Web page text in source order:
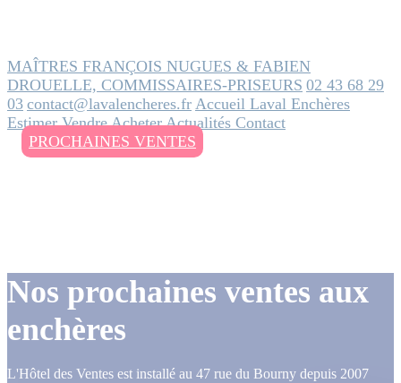
MAÎTRES FRANÇOIS NUGUES & FABIEN
DROUELLE, COMMISSAIRES-PRISEURS 02 43 68 29
03 contact@lavalencheres.fr Accueil Laval Enchères
EstimerVendreAcheterActualités Contact
PROCHAINES VENTES
Nos prochaines ventes aux
enchères
L'Hôtel des Ventes est installé au 47 rue du Bourny depuis 2007